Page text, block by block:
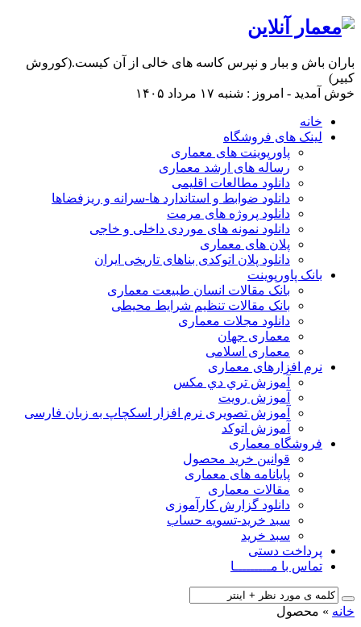
باران باش و ببار و نپرس کاسه های خالی از آن کیست.(کوروش
کبیر)
خوش آمدید - امروز : شنبه ۱۷ مرداد ۱۴۰۵
خانه
لینک های فروشگاه
پاورپوینت های معماری
رساله های ارشد معماری
دانلود مطالعات اقلیمی
دانلود ضوابط و استاندارد ها-سرانه و ریزفضاها
دانلود پروژه های مرمت
دانلود نمونه های موردی داخلی و خاجی
پلان های معماری
دانلود پلان اتوکدی بناهای تاریخی ایران
بانک پاورپوینت
بانک مقالات انسان طبیعت معماری
بانک مقالات تنظیم شرایط محیطی
دانلود مجلات معماری
معماری جهان
معماری اسلامی
نرم افزارهای معماری
آﻣﻮزش ﺗﺮي دي ﻣﮑﺲ
آموزش رویت
آموزش تصویری نرم افزار اسکچاپ به زبان فارسی
آموزش اتوکد
فروشگاه معماری
قوانین خرید محصول
پایانامه های معماری
مقالات معماری
دانلود گزارش کارآموزی
سبد خرید-تسویه حساب
سبد خرید
پرداخت دستی
تماس با مـــــــــا
خانه » محصول